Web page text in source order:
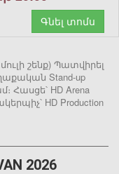
Գնել տոմս
շենք) Պատվիրել
Stand-up
Հասցե՝ HD Arena
HD Production
2026